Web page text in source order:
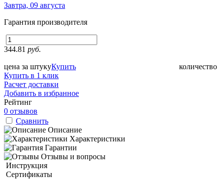
Завтра, 09 августа
Гарантия производителя
344.81 руб.
цена за штуку количество
Купить
Купить в 1 клик
Расчет доставки
Добавить в избранное
Рейтинг
0 отзывов
Сравнить
Описание
Характеристики
Гарантии
Отзывы и вопросы
Инструкция
Сертификаты